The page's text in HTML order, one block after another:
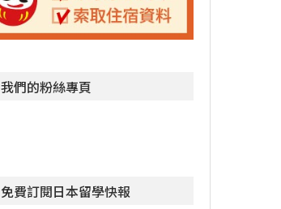
我們的粉絲專頁
免費訂閱日本留學快報